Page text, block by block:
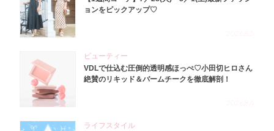
ョンをピックアップ♡
ビューティー
VDLで仕込む圧倒的透明感ほっぺ♡小田切ヒロさん
絶賛のリキッド＆バームチークを徹底解剖！
ライフスタイル